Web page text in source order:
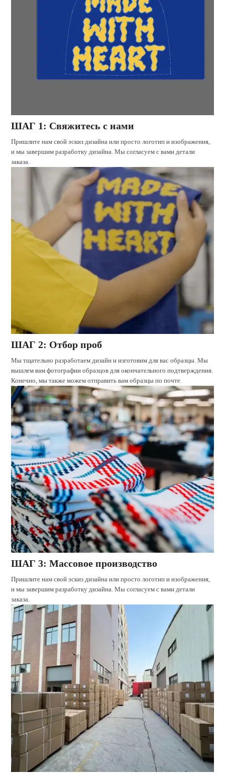
ШАГ 1: Свяжитесь с нами
Пришлите нам свой эскиз дизайна или просто логотип и изображения,
и мы завершим разработку дизайна. Мы согласуем с вами детали
заказа.
ШАГ 2: Отбор проб
Мы тщательно разработаем дизайн и изготовим для вас образцы. Мы
вышлем вам фотографии образцов для окончательного подтверждения.
Конечно, мы также можем отправить вам образцы по почте.
ШАГ 3: Массовое производство
Пришлите нам свой эскиз дизайна или просто логотип и изображения,
и мы завершим разработку дизайна. Мы согласуем с вами детали
заказа.